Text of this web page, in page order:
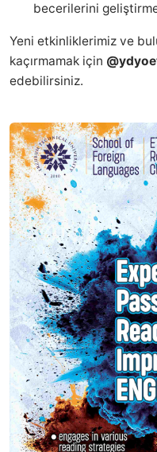
becerilerini
Yeni etkinliklerimiz ve
kaçırmamak için
edebilirsiniz.